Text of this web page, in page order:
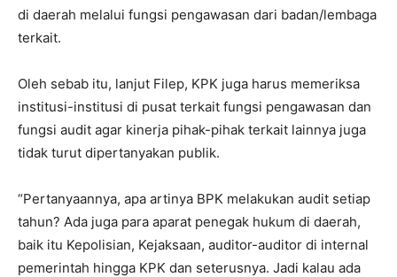
di daerah melalui fungsi pengawasan dari badan/lembaga
terkait.
Oleh sebab itu, lanjut Filep, KPK juga harus memeriksa
institusi-institusi di pusat terkait fungsi pengawasan dan
fungsi audit agar kinerja pihak-pihak terkait lainnya juga
tidak turut dipertanyakan publik.
“Pertanyaannya, apa artinya BPK melakukan audit setiap
tahun? Ada juga para aparat penegak hukum di daerah,
baik itu Kepolisian, Kejaksaan, auditor-auditor di internal
pemerintah hingga KPK dan seterusnya. Jadi kalau ada